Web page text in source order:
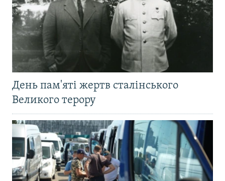
День пам'яті жертв сталінського
Великого терору